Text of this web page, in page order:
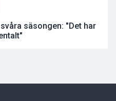
säsongen: "Det har